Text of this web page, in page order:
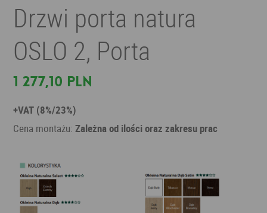
Drzwi porta natura
OSLO 2, Porta
1 277,10 PLN
+VAT (8%/23%)
Cena montażu:Zależna od ilości oraz zakresu prac